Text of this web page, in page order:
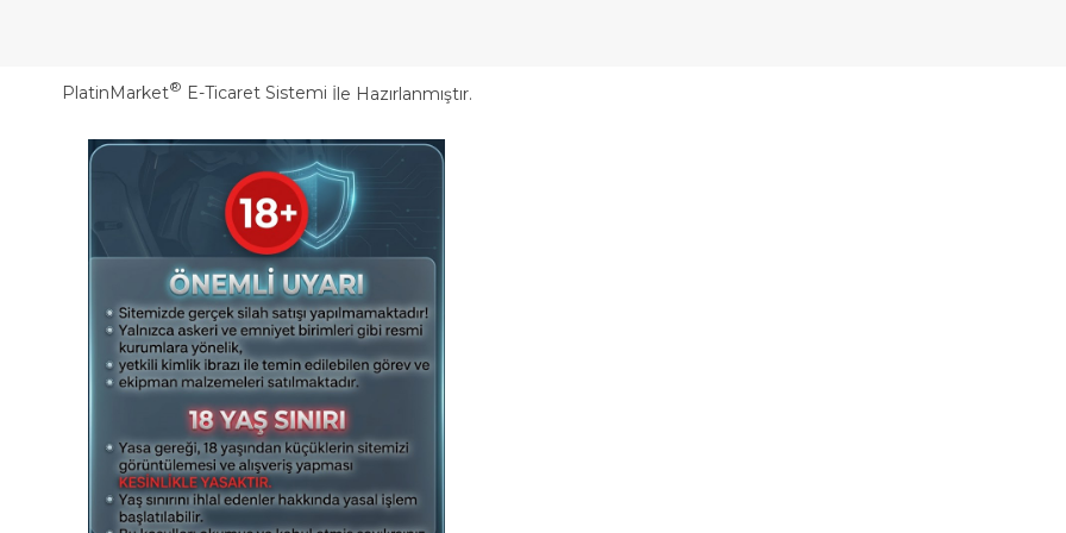
PlatinMarket® E-Ticaret Sistemi İle Hazırlanmıştır.